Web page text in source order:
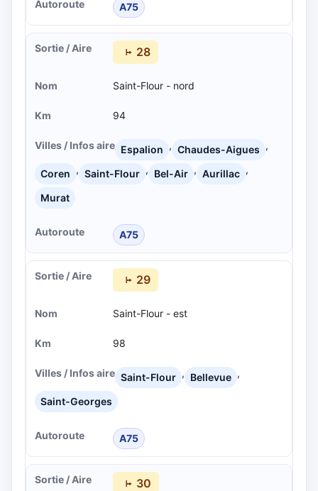
A75
28
Saint-Flour - nord
94
Espalion , Chaudes-Aigues ,
Coren , Saint-Flour , Bel-Air , Aurillac ,
Murat
A75
29
Saint-Flour - est
98
Saint-Flour , Bellevue ,
Saint-Georges
A75
30